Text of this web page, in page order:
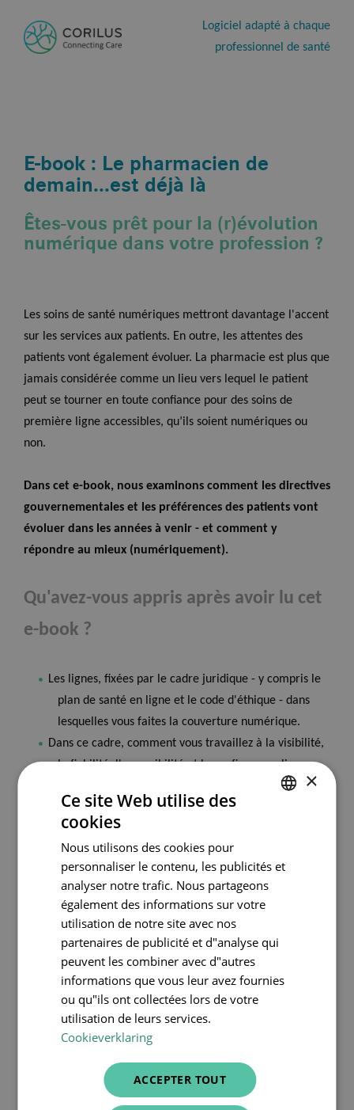
Logiciel adapté à chaque
professionnel de santé
E-book : Le pharmacien de
demain...est déjà là
Êtes-vous prêt pour la (r)évolution
numérique dans votre profession ?
Les soins de santé numériques mettront davantage l'accent
sur les services aux patients. En outre, les attentes des
patients vont également évoluer. La pharmacie est plus que
jamais considérée comme un lieu vers lequel le patient
peut se tourner en toute confiance pour des soins de
première ligne accessibles, qu’ils soient numériques ou
non.
Dans cet e-book, nous examinons comment les directives
gouvernementales et les préférences des patients vont
évoluer dans les années à venir - et comment y
répondre au mieux (numériquement).
Qu'avez-vous appris après avoir lu cet
e-book ?
Les lignes, fixées par le cadre juridique - y compris le
plan de santé en ligne et le code d'éthique - dans
lesquelles vous faites la couverture numérique.
Dans ce cadre, comment vous travaillez à la visibilité,
la fiabilité, l'accessibilité et la confiance en ligne.
Bonne lecture !
×
Ce site Web utilise des
cookies
Nous utilisons des cookies pour
personnaliser le contenu, les publicités et
analyser notre trafic. Nous partageons
également des informations sur votre
utilisation de notre site avec nos
partenaires de publicité et d"analyse qui
peuvent les combiner avec d"autres
informations que vous leur avez fournies
ou qu"ils ont collectées lors de votre
utilisation de leurs services.
Cookieverklaring
ACCEPTER TOUT